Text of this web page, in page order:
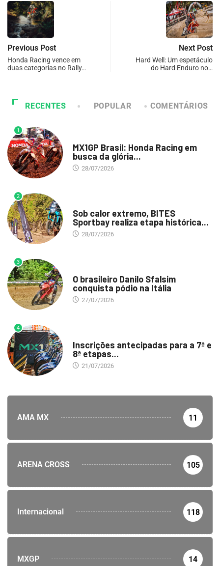
Previous Post
Honda Racing vence em
duas categorias no Rally…
Next Post
Hard Well: Um espetáculo
do Hard Enduro no…
RECENTES POPULAR COMENTÁRIOS
1
MX1GP Brasil: Honda Racing em
busca da glória...
28/07/2026
2
Sob calor extremo, BITES
Sportbay realiza etapa histórica...
28/07/2026
3
O brasileiro Danilo Sfalsim
conquista pódio na Itália
27/07/2026
4
Inscrições antecipadas para a 7ª e
8ª etapas...
21/07/2026
AMA MX 11
ARENA CROSS 105
Internacional 118
MXGP 14